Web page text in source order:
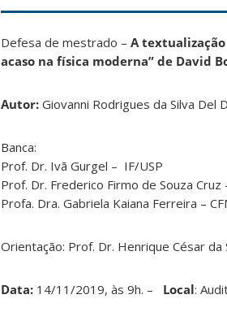
Defesa de mestrado – A
acaso na física moderna” de David
Autor: Giovanni Rodrigues da Silva Del
Banca:
Prof. Dr. Ivã Gurgel – IF/USP
Prof. Dr. Frederico Firmo de Souza Cruz
Profa. Dra. Gabriela Kaiana Ferreira –
Orientação: Prof. Dr. Henrique César da
Data: 14/11/2019, às 9h. – Local: